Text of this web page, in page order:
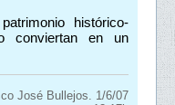
histórico-
conviertan en un
José Bullejos. 1/6/07